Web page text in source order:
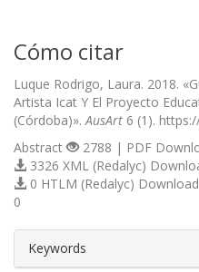
Cómo citar
Luque Rodrigo, Laura. 2018.
Artista Icat Y El Proyecto
(Córdoba)». AusArt 6 (1).
Abstract
2788 | PDF
3326 XML (Redalyc)
0 HTLM (Redalyc)
0
Keywords